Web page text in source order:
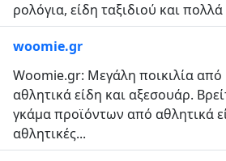
ρολόγια, είδη ταξιδιού και
woomie.gr
Woomie.gr: Μεγάλη ποικιλία
αθλητικά είδη και αξεσουάρ.
γκάμα προϊόντων από αθλητικά
αθλητικές...